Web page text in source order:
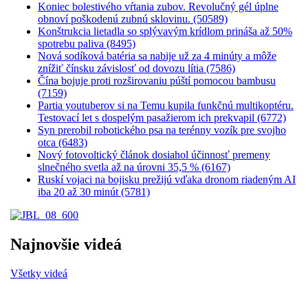
Koniec bolestivého vŕtania zubov. Revolučný gél úplne
obnoví poškodenú zubnú sklovinu. (50589)
Konštrukcia lietadla so splývavým krídlom prináša až 50%
spotrebu paliva (8495)
Nová sodíková batéria sa nabije už za 4 minúty a môže
znížiť čínsku závislosť od dovozu lítia (7586)
Čína bojuje proti rozširovaniu púští pomocou bambusu
(7159)
Partia youtuberov si na Temu kupila funkčnú multikoptéru.
Testovací let s dospelým pasažierom ich prekvapil (6772)
Syn prerobil robotického psa na terénny vozík pre svojho
otca (6483)
Nový fotovoltický článok dosiahol účinnosť premeny
slnečného svetla až na úrovni 35,5 % (6167)
Ruskí vojaci na bojisku prežijú vďaka dronom riadeným AI
iba 20 až 30 minút (5781)
Najnovšie videá
Všetky videá